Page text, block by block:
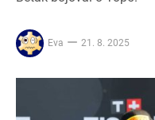
Eva 21. 8. 2025